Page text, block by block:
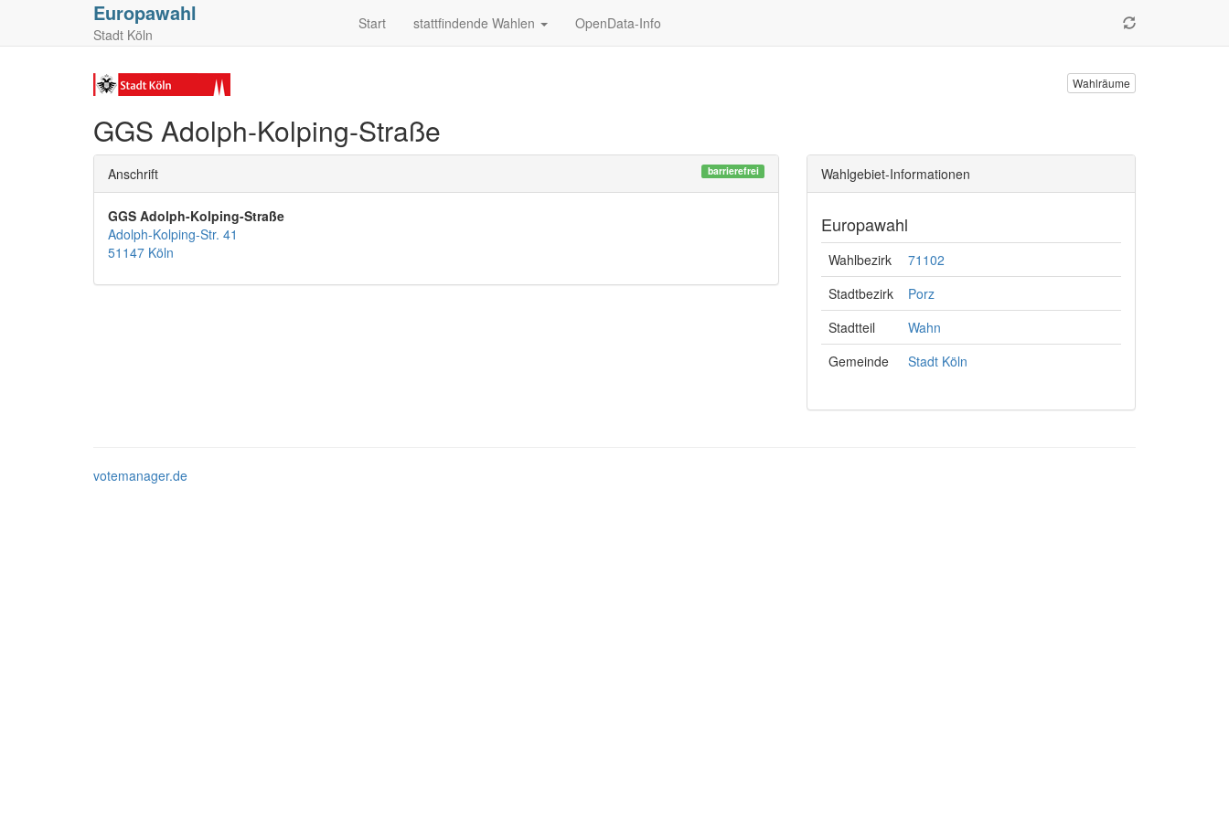
Europawahl
Stadt Köln
Start stattfindende Wahlen OpenData-Info
Wahlräume
GGS Adolph-Kolping-Straße
Anschrift barrierefrei
GGS Adolph-Kolping-Straße
Adolph-Kolping-Str. 41
51147 Köln
Wahlgebiet-Informationen
Europawahl
Wahlbezirk
71102
Stadtbezirk
Porz
Stadtteil
Wahn
Gemeinde
Stadt Köln
votemanager.de